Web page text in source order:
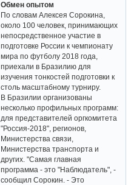
Обмен опытом
По словам Алексея Сорокина,
около 100 человек, принимающих
непосредственное участие в
подготовке России к чемпионату
мира по футболу 2018 года,
приехали в Бразилию для
изучения тонкостей подготовки к
столь масштабному турниру.
В Бразилии организованы
несколько профильных программ:
для представителей оргкомитета
"Россия-2018", регионов,
Министерства связи,
Министерства транспорта и
других. "Самая главная
программа - это "Наблюдатель", -
сообщил Сорокин. - Это